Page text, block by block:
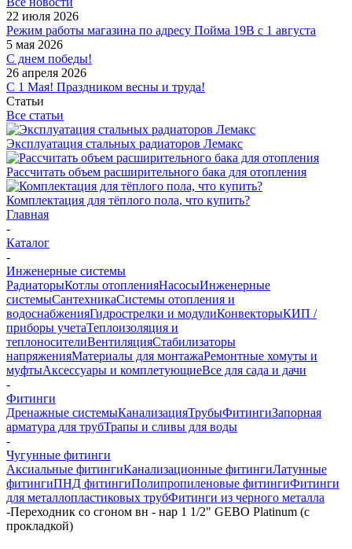
22 июля 2026
Режим работы магазина по адресу Пойма 19В с 1 августа
5 мая 2026
С днем победы!
26 апреля 2026
С 1 Мая! Праздником весны и труда!
Статьи
Все статьи
Эксплуатация стальных радиаторов Лемакс
Рассчитать объем расширительного бака для отопления
Комплектация для тёплого пола, что купить?
Главная
-
Каталог
-
Инженерные системы
РадиаторыКотлы отопленияНасосыИнженерные
системыСантехникаСистемы отопления и
водоснабженияГидрострелки и модулиКонвекторыКИП /
приборы учетаТеплоизоляция и
теплоносителиВентиляцияСтабилизаторы
напряженияМатериалы для монтажаРемонтные хомуты и
муфтыАксессуары и комплетующиеВсе для сада и дачи
-
Фитинги
Дренажные системыКанализацияТрубыФитингиЗапорная
арматура для трубТрапы и сливы для воды
-
Чугунные фитинги
Аксиальные фитингиКанализационные фитингиЛатунные
фитингиПНД фитингиПолипропиленовые фитингиФитинги
для металлопластиковых трубФитинги из черного металла
-Переходник со сгоном вн - нар 1 1/2" GEBO Platinum (с
прокладкой)